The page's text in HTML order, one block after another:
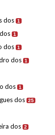
dos 1
1
dos 1
dos 1
dos 1
dos 25
dos 2